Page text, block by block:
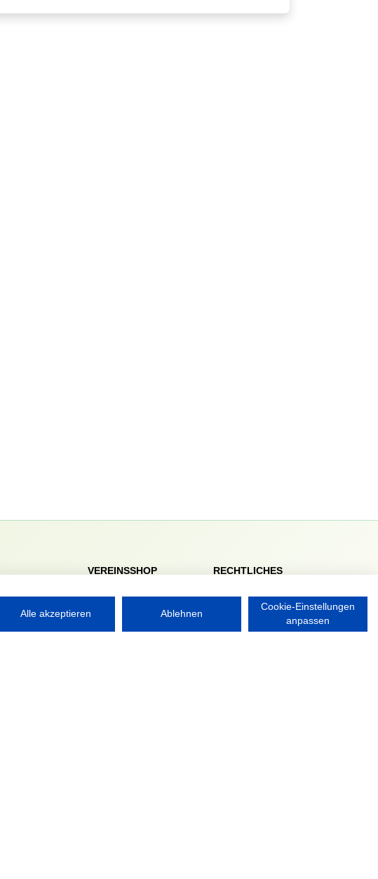
VEREINSSHOP
Nordsport.store
RECHTLICHES
Datenschutzerklärung
Alle akzeptieren Ablehnen
Cookie-Einstellungen
anpassen